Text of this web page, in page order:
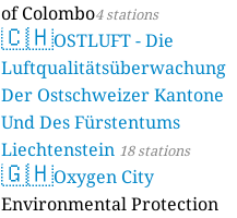
of Colombo4 stations
🇨🇭OSTLUFT - Die
Luftqualitätsüberwachung
Der Ostschweizer Kantone
Und Des Fürstentums
Liechtenstein 18 stations
🇬🇭Oxygen City
Environmental Protection